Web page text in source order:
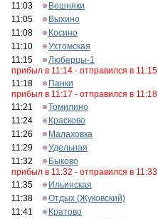
11:03
Вешняки
11:05
Выхино
11:08
Косино
11:10
Ухтомская
11:15
Люберцы-1
прибыл в 11:14 - отправился в 11:15
11:18
Панки
прибыл в 11:17 - отправился в 11:18
11:21
Томилино
11:24
Красково
11:26
Малаховка
11:29
Удельная
11:32
Быково
прибыл в 11:32 - отправился в 11:33
11:35
Ильинская
11:38
Отдых (Жуковский)
11:41
Кратово